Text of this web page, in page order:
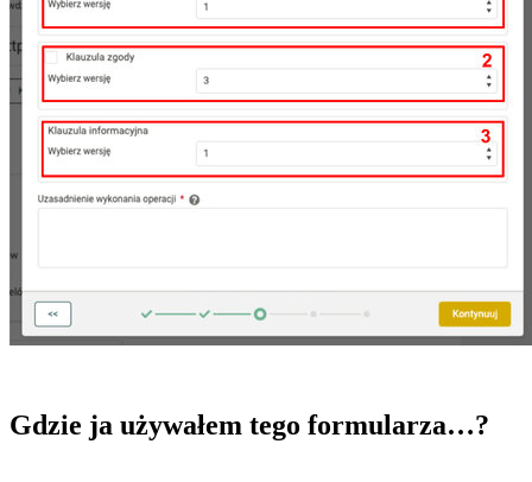
Gdzie ja używałem tego formularza…?